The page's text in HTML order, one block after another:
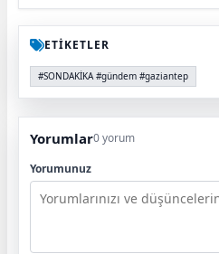
ETİKETLER
#SONDAKİKA #gündem #gaziantep
Yorumlar0 yorum
Yorumunuz